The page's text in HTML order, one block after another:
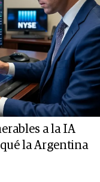
a la IA
la Argentina